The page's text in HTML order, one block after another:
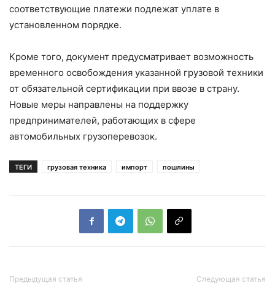
соответствующие платежи подлежат уплате в
установленном порядке.
Кроме того, документ предусматривает возможность
временного освобождения указанной грузовой техники
от обязательной сертификации при ввозе в страну.
Новые меры направлены на поддержку
предпринимателей, работающих в сфере
автомобильных грузоперевозок.
ТЕГИ грузовая техника импорт пошлины
Предыдущая статья Следующая статья